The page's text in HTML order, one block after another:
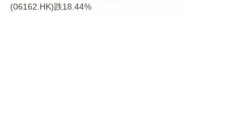
(06162.HK)跌18.44%